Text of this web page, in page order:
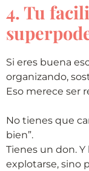
4. Tu
Si eres buena
organizando,
Eso merece ser
No tienes que
bien”.
Tienes un don.
explotarse, sino